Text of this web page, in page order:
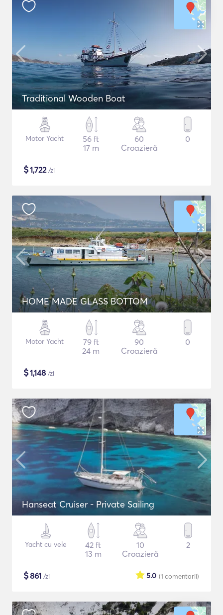
Traditional Wooden Boat
Motor Yacht
56 ft
17 m
60
Croazieră
0
$1,722/zi
HOME MADE GLASS BOTTOM
Motor Yacht
79 ft
24 m
90
Croazieră
0
$1,148 /zi
Hanseat Cruiser - Private Sailing
Yacht cu vele
42 ft
13 m
10
Croazieră
2
$861 /zi (1 comentarii)
5.0